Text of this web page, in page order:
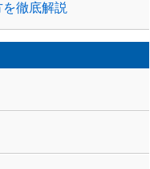
徹底解説